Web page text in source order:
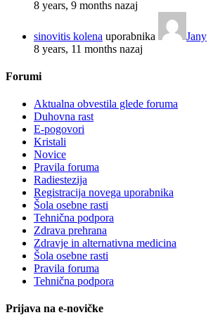
8 years, 9 months nazaj
sinovitis kolena uporabnika
Jany
8 years, 11 months nazaj
Forumi
Aktualna obvestila glede foruma
Duhovna rast
E-pogovori
Kristali
Novice
Pravila foruma
Radiestezija
Registracija novega uporabnika
Šola osebne rasti
Tehnična podpora
Zdrava prehrana
Zdravje in alternativna medicina
Šola osebne rasti
Pravila foruma
Tehnična podpora
Prijava na e-novičke